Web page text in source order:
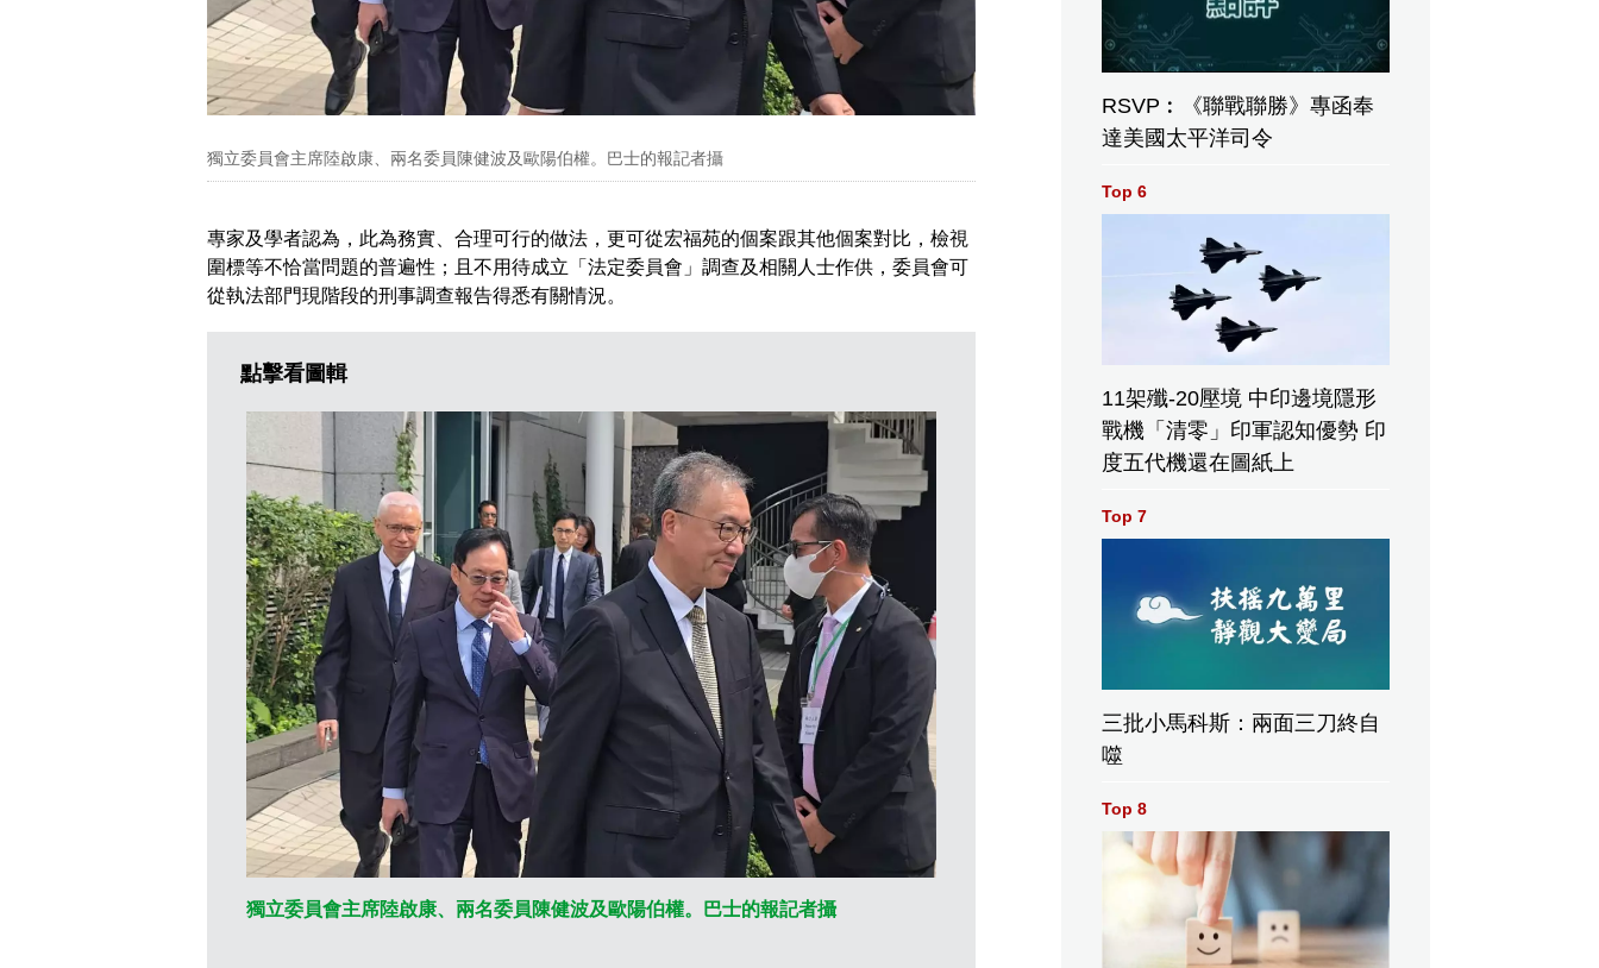
獨立委員會主席陸啟康、兩名委員陳健波及歐陽伯權。巴士的報記者攝
專家及學者認為，此為務實、合理可行的做法，更可從宏福苑的個案跟其他個案對比，檢視
圍標等不恰當問題的普遍性；且不用待成立「法定委員會」調查及相關人士作供，委員會可
從執法部門現階段的刑事調查報告得悉有關情況。
點擊看圖輯
獨立委員會主席陸啟康、兩名委員陳健波及歐陽伯權。巴士的報記者攝 資深電機及屋宇裝備工程師何永業教授。資料圖片
RSVP︰《聯戰聯勝》專函奉
達美國太平洋司令
Top 6
11架殲-20壓境 中印邊境隱形
戰機「清零」印軍認知優勢 印
度五代機還在圖紙上
Top 7
三批小馬科斯：兩面三刀終自
噬
Top 8